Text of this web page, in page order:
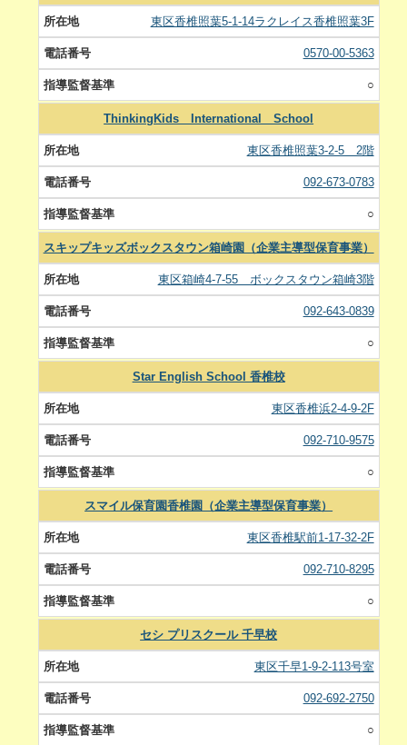
東区香椎照葉5-1-14ラクレイス香椎照葉3F
0570-00-5363
○
ThinkingKids International School
東区香椎照葉3-2-5 2階
092-673-0783
○
スキップキッズボックスタウン箱崎園（企業主導型保育事業）
東区箱崎4-7-55 ボックスタウン箱崎3階
092-643-0839
○
Star English School 香椎校
東区香椎浜2-4-9-2F
092-710-9575
○
スマイル保育園香椎園（企業主導型保育事業）
東区香椎駅前1-17-32-2F
092-710-8295
○
セシ プリスクール 千早校
東区千早1-9-2-113号室
092-692-2750
○